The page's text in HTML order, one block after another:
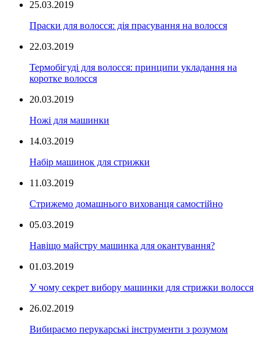
25.03.2019
Праски для волосся: дія прасування на волосся
22.03.2019
Термобігуді для волосся: принципи укладання на
коротке волосся
20.03.2019
Ножі для машинки
14.03.2019
Набір машинок для стрижки
11.03.2019
Стрижемо домашнього вихованця самостійно
05.03.2019
Навіщо майстру машинка для окантування?
01.03.2019
У чому секрет вибору машинки для стрижки волосся
26.02.2019
Вибираємо перукарські інструменти з розумом